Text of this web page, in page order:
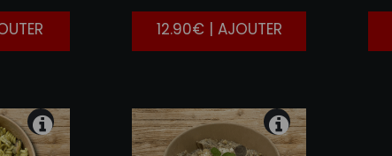
12.90€ | AJOUTER